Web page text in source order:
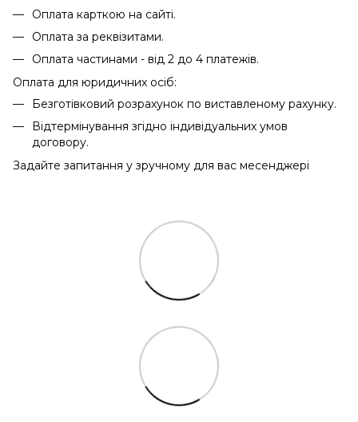
Оплата карткою на сайті.
Оплата за реквізитами.
Оплата частинами - від 2 до 4 платежів.
Оплата для юридичних осіб:
Безготівковий розрахунок по виставленому рахунку.
Відтермінування згідно індивідуальних умов
договору.
Задайте запитання у зручному для вас месенджері